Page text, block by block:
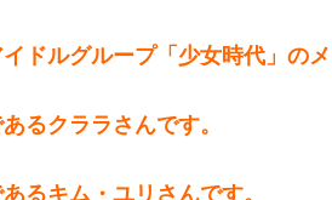
ドルグループ「少女時代」の
るクララさんです。
るキム・ユリさんです。